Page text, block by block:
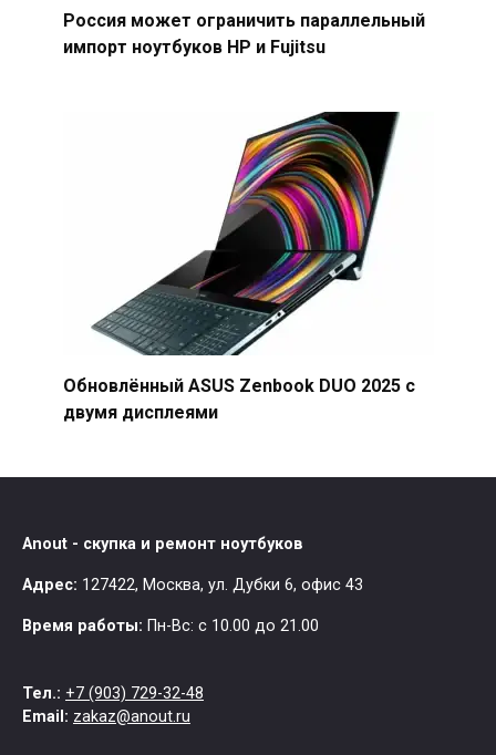
Россия может ограничить параллельный
импорт ноутбуков HP и Fujitsu
Обновлённый ASUS Zenbook DUO 2025 с
двумя дисплеями
Anout - скупка и ремонт ноутбуков
Адрес: 127422, Москва, ул. Дубки 6, офис 43
Время работы: Пн-Вс: с 10.00 до 21.00
Тел.: +7 (903) 729-32-48
Email: zakaz@anout.ru